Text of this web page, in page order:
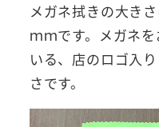
メガネ拭きの大き
ｍｍです。メガネ
いる、店のロゴ入
さです。